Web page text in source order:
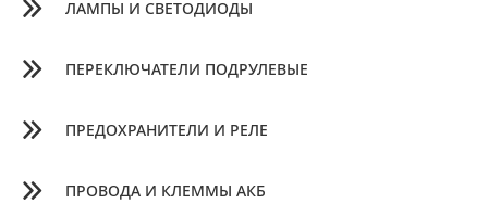
ЛАМПЫ И СВЕТОДИОДЫ
ПЕРЕКЛЮЧАТЕЛИ ПОДРУЛЕВЫЕ
ПРЕДОХРАНИТЕЛИ И РЕЛЕ
ПРОВОДА И КЛЕММЫ АКБ